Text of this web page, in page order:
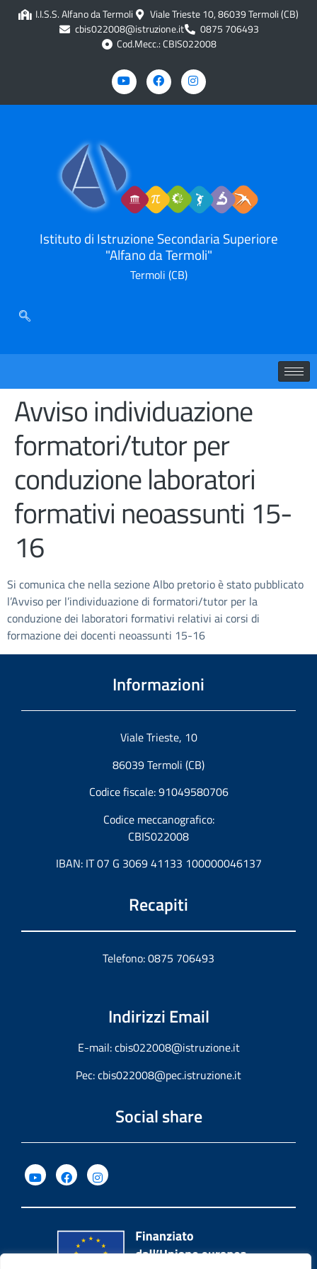
contenutoI.I.S.S. Alfano da Termoli
Viale Trieste 10, 86039 Termoli (CB)
cbis022008@istruzione.it
0875 706493
Cod.Mecc.: CBIS022008
Istituto di Istruzione Secondaria Superiore
"Alfano da Termoli"
Termoli (CB)
Avviso individuazione
formatori/tutor per
conduzione laboratori
formativi neoassunti 15-
16
Si comunica che nella sezione Albo pretorio è stato pubblicato
l’Avviso per l’individuazione di formatori/tutor per la
conduzione dei laboratori formativi relativi ai corsi di
formazione dei docenti neoassunti 15-16
Informazioni
Viale Trieste, 10
86039 Termoli (CB)
Codice fiscale: 91049580706
Codice meccanografico:
CBIS022008
IBAN: IT 07 G 3069 41133 100000046137
Recapiti
Telefono: 0875 706493
Indirizzi Email
E-mail:cbis022008@istruzione.it
Pec:cbis022008@pec.istruzione.it
Social share